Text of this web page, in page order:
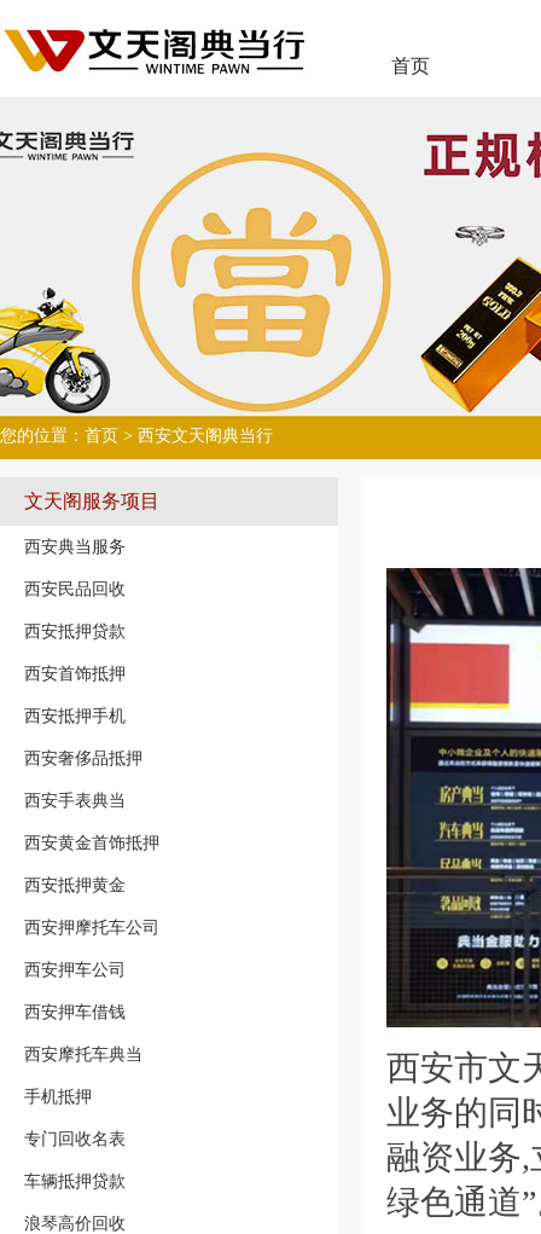
首页
您的位置： 首页 > 西安文天阁典当行
文天阁服务项目
西安典当服务
西安民品回收
西安抵押贷款
西安首饰抵押
西安抵押手机
西安奢侈品抵押
西安手表典当
西安黄金首饰抵押
西安抵押黄金
西安押摩托车公司
西安押车公司
西安押车借钱
西安摩托车典当
手机抵押
专门回收名表
车辆抵押贷款
浪琴高价回收
西安市文
业务的同
融资业务
绿色通道